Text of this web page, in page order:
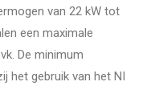
van 22 kW tot
een maximale
De minimum
het gebruik van het NI